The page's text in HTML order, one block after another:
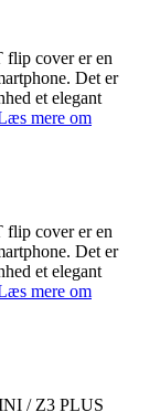
cover er en
Det er
et elegant
mere om
cover er en
Det er
et elegant
mere om
/ Z3 PLUS